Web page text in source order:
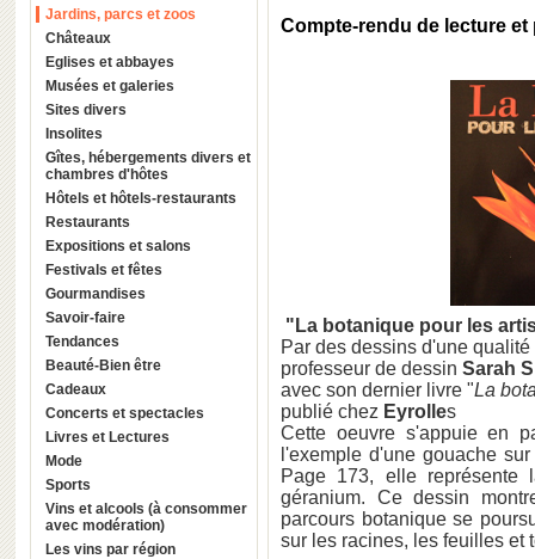
Jardins, parcs et zoos
Châteaux
Eglises et abbayes
Musées et galeries
Sites divers
Insolites
Gîtes, hébergements divers et
chambres d'hôtes
Hôtels et hôtels-restaurants
Restaurants
Expositions et salons
Festivals et fêtes
Gourmandises
Savoir-faire
Tendances
Beauté-Bien être
Cadeaux
Concerts et spectacles
Livres et Lectures
Mode
Sports
Vins et alcools (à consommer
avec modération)
Les vins par région
Compte-rendu de lecture
"La botanique pour les
Par des dessins d'une
professeur de dessin Sarah
avec son dernier livre "La
publié chez Eyrolles
Cette oeuvre s'appuie en
l'exemple d'une gouache
Page 173, elle
géranium. Ce dessin
parcours botanique se
sur les racines, les feuilles et